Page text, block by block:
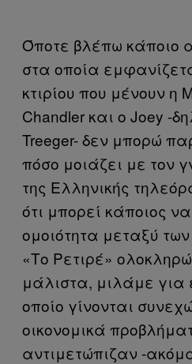
Όποτε βλέπω κάποιο
στα οποία
κτιρίου που μένουν η
Chandler και ο Joey -
Treeger- δεν μπορώ
πόσο μοιάζει με τον
της Ελληνικής
ότι μπορεί κάποιος
ομοιότητα μεταξύ
«Το Ρετιρέ»
μάλιστα, μιλάμε για
οποίο γίνονται
οικονομικά
αντιμετώπιζαν -